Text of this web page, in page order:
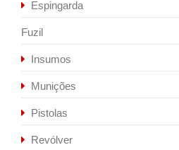
Espingarda
Fuzil
Insumos
Munições
Pistolas
Revólver